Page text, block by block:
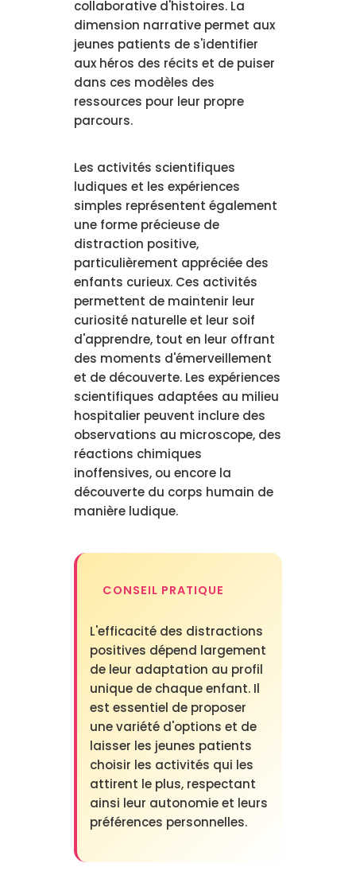
collaborative d'histoires. La
dimension narrative permet aux
jeunes patients de s'identifier
aux héros des récits et de puiser
dans ces modèles des
ressources pour leur propre
parcours.
Les activités scientifiques
ludiques et les expériences
simples représentent également
une forme précieuse de
distraction positive,
particulièrement appréciée des
enfants curieux. Ces activités
permettent de maintenir leur
curiosité naturelle et leur soif
d'apprendre, tout en leur offrant
des moments d'émerveillement
et de découverte. Les expériences
scientifiques adaptées au milieu
hospitalier peuvent inclure des
observations au microscope, des
réactions chimiques
inoffensives, ou encore la
découverte du corps humain de
manière ludique.
CONSEIL PRATIQUE
L'efficacité des distractions
positives dépend largement
de leur adaptation au profil
unique de chaque enfant. Il
est essentiel de proposer
une variété d'options et de
laisser les jeunes patients
choisir les activités qui les
attirent le plus, respectant
ainsi leur autonomie et leurs
préférences personnelles.